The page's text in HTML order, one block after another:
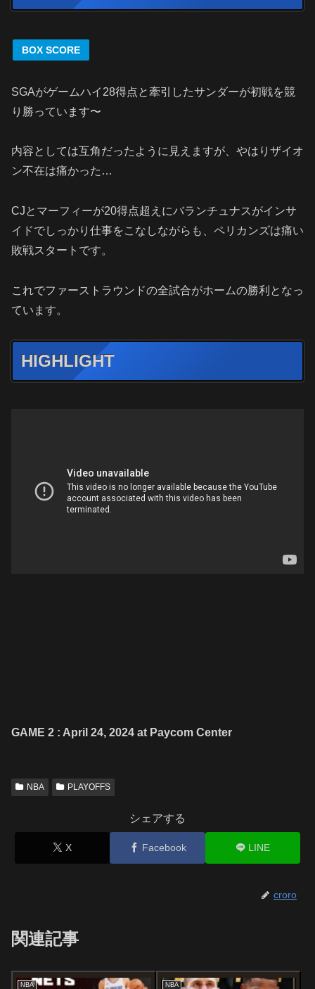
BOX SCORE
SGAがゲームハイ28得点と牽引したサンダーが初戦を競
り勝っています〜
内容としては互角だったように見えますが、やはりザイオ
ン不在は痛かった…
CJとマーフィーが20得点超えにバランチュナスがインサ
イドでしっかり仕事をこなしながらも、ペリカンズは痛い
敗戦スタートです。
これでファーストラウンドの全試合がホームの勝利となっ
ています。
HIGHLIGHT
GAME 2 : April 24, 2024 at Paycom Center
NBA PLAYOFFS
シェアする
X Facebook LINE
croro
関連記事
NBA NBA